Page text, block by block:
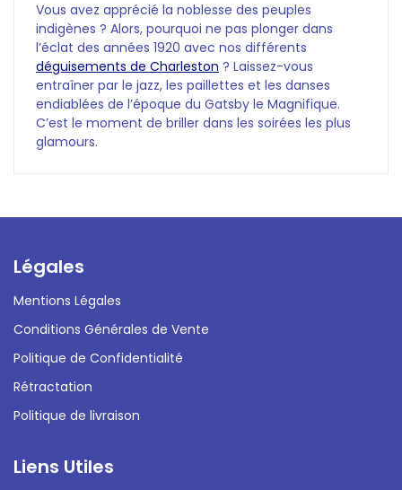
Vous avez apprécié la noblesse des peuples
indigènes ? Alors, pourquoi ne pas plonger dans
l’éclat des années 1920 avec nos différents
déguisements de Charleston ? Laissez-vous
entraîner par le jazz, les paillettes et les danses
endiablées de l’époque du Gatsby le Magnifique.
C’est le moment de briller dans les soirées les plus
glamours.
Légales
Mentions Légales
Conditions Générales de Vente
Politique de Confidentialité
Rétractation
Politique de livraison
Liens Utiles